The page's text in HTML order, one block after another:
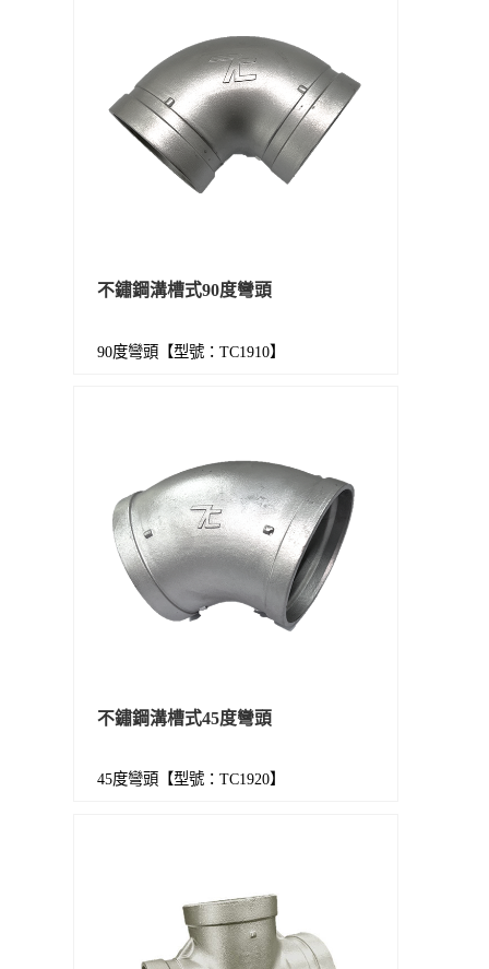
不鏽鋼溝槽式90度彎頭
90度彎頭【型號：TC1910】
不鏽鋼溝槽式45度彎頭
45度彎頭【型號：TC1920】